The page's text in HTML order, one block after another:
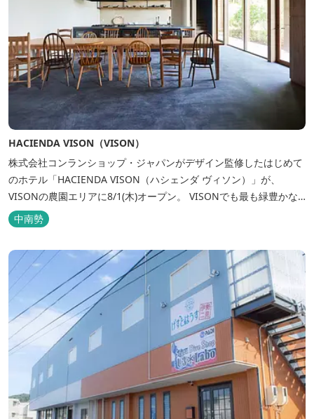
HACIENDA VISON（VISON）
株式会社コンランショップ・ジャパンがデザイン監修したはじめて
のホテル「HACIENDA VISON（ハシェンダ ヴィソン）」が、
VISONの農園エリアに8/1(木)オープン。 VISONでも最も緑豊かな
農園エリアに建つHACIENDA VISON。 ホテル名
の“HACIENDA”は、スペイン語で荘園の主の館を...
中南勢